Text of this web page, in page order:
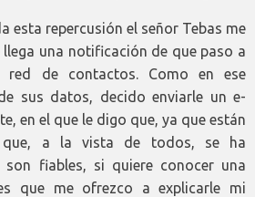
esta repercusión el señor Tebas me
llega una notificación de que paso a
de contactos. Como en ese
sus datos, decido enviarle un e-
en el que le digo que, ya que están
que, a la vista de todos, se ha
fiables, si quiere conocer una
que me ofrezco a explicarle mi